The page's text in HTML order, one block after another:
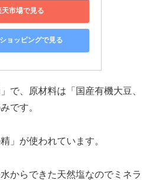
天市場で見る
ョッピングで見る
で、原材料は「国産有機大豆、
です。
」が使われています。
からできた天然塩なのでミネラ